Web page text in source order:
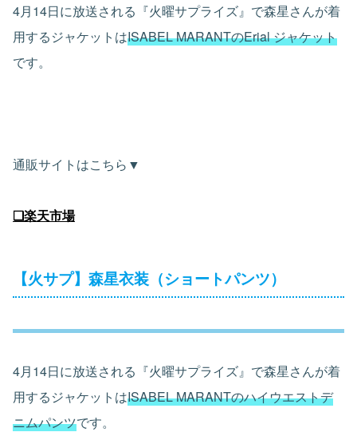
4月14日に放送される『火曜サプライズ』で森星さんが着
用するジャケットはISABEL MARANTのErial ジャケット
です。
通販サイトはこちら▼
❏楽天市場
【火サプ】森星衣装（ショートパンツ）
4月14日に放送される『火曜サプライズ』で森星さんが着
用するジャケットはISABEL MARANTのハイウエストデ
ニムパンツです。